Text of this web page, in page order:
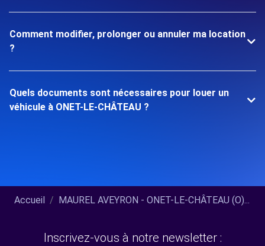
Comment modifier, prolonger ou annuler ma location
?
Quels documents sont nécessaires pour louer un
véhicule à ONET-LE-CHÂTEAU ?
Accueil MAUREL AVEYRON - ONET-LE-CHÂTEAU (O)...
Inscrivez-vous à notre newsletter :